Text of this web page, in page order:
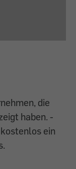
die
haben. -
ein